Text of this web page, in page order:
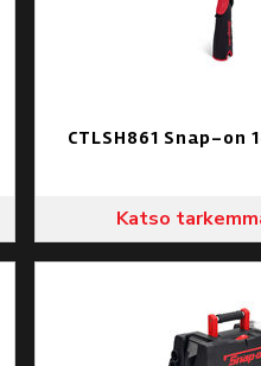
CTLSH861 Snap-on
Katso